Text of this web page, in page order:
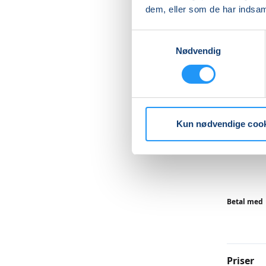
dem, eller som de har
Nødvendig
Kun nødvendige
Det
Det
taget
Læs
Betal med
Priser